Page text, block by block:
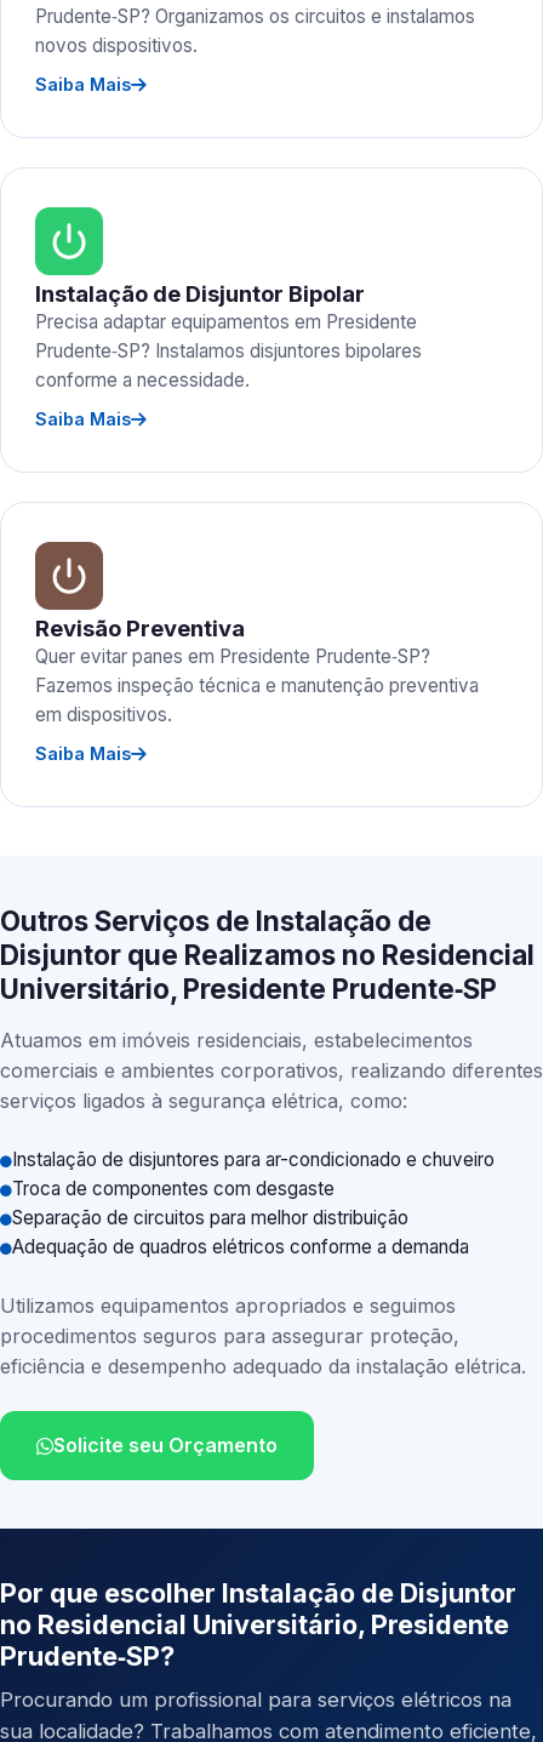
Prudente‑SP? Organizamos os circuitos e instalamos
novos dispositivos.
Saiba Mais
Instalação de Disjuntor Bipolar
Precisa adaptar equipamentos em Presidente
Prudente‑SP? Instalamos disjuntores bipolares
conforme a necessidade.
Saiba Mais
Revisão Preventiva
Quer evitar panes em Presidente Prudente‑SP?
Fazemos inspeção técnica e manutenção preventiva
em dispositivos.
Saiba Mais
Outros Serviços de Instalação de
Disjuntor que Realizamos no Residencial
Universitário, Presidente Prudente‑SP
Atuamos em imóveis residenciais, estabelecimentos
comerciais e ambientes corporativos, realizando diferentes
serviços ligados à segurança elétrica, como:
Instalação de disjuntores para ar-condicionado e chuveiro
Troca de componentes com desgaste
Separação de circuitos para melhor distribuição
Adequação de quadros elétricos conforme a demanda
Utilizamos equipamentos apropriados e seguimos
procedimentos seguros para assegurar proteção,
eficiência e desempenho adequado da instalação elétrica.
Solicite seu Orçamento
Por que escolher Instalação de Disjuntor
no Residencial Universitário, Presidente
Prudente‑SP?
Procurando um profissional para serviços elétricos na
sua localidade? Trabalhamos com atendimento eficiente,